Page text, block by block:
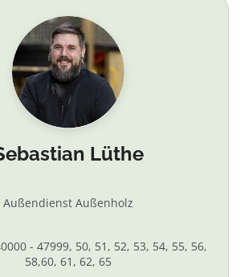
Lüthe
Außendienst Außenholz
- 47999, 50, 51, 52, 53, 54, 55, 56,
58,60, 61, 62, 65